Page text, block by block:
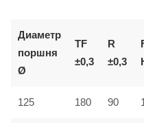
Диаметр
поршня
Ø
TF
±0,3
R
±0,3
125 180 90